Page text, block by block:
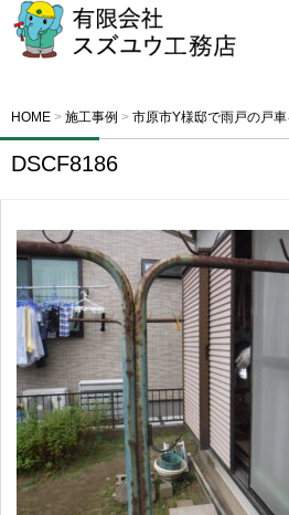
HOME > 施工事例 > 市原市Y様邸で雨戸の戸車
DSCF8186